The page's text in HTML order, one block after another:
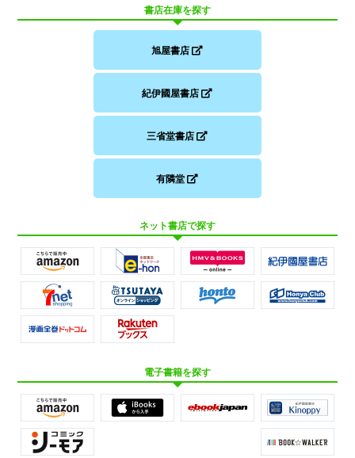
書店在庫を探す
旭屋書店
紀伊國屋書店
三省堂書店
有隣堂
ネット書店で探す
電子書籍を探す